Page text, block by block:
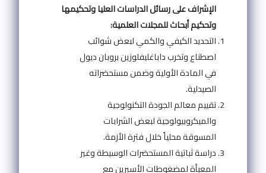
الإشراف على رسائل الدراسات العليا وتحكيمها
وتحكيم أبحاث للمجلات العلمية:
التحديد الكيفي والكمي لبعض شوائب
اصطناع وتخرب داباغليفلوزين بروبان ديول
في المادة الأولية وضمن مستحضراته
الصيدلية.
تقييم معالم الجودة التكنولوجية
والميكروبيولوجية لبعض الشرابات
المسوقة محلياً خلال فترة الأزمة.
دراسة ثباتية المستحضرات الوسيطة وغير
المعبأة لمضغوطات الأسبرين مع